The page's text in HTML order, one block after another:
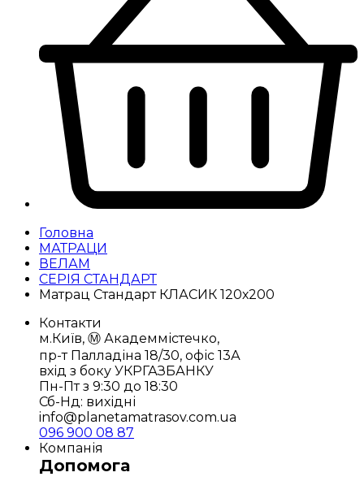
Головна
МАТРАЦИ
ВЕЛАМ
СЕРІЯ СТАНДАРТ
Матрац Стандарт КЛАСИК 120х200
Контакти
м.Київ, Ⓜ️ Академмістечко,
пр-т Палладіна 18/30, офіс 13А
вхід з боку УКРГАЗБАНКУ
Пн-Пт з 9:30 до 18:30
Сб-Нд: вихідні
info@planetamatrasov.com.ua
096 900 08 87
Компанія
Допомога